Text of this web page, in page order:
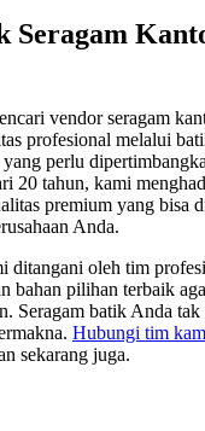
Seragam
vendor seragam
profesional melalui
perlu
20 tahun, kami
premium yang bisa
Anda.
ditangani oleh tim
bahan pilihan terbaik
Seragam batik Anda
Hubungi tim
sekarang juga.